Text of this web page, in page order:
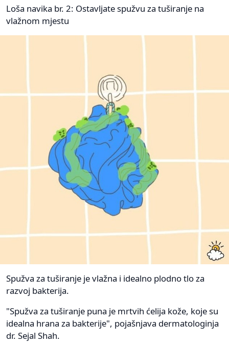
Loša navika br. 2: Ostavljate spužvu za tuširanje na
vlažnom mjestu
Spužva za tuširanje je vlažna i idealno plodno tlo za
razvoj bakterija.
"Spužva za tuširanje puna je mrtvih ćelija kože, koje su
idealna hrana za bakterije", pojašnjava dermatologinja
dr. Sejal Shah.